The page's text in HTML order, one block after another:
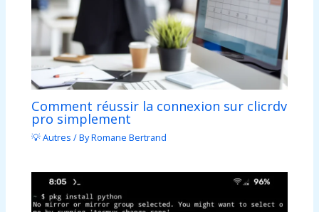
Comment réussir la connexion sur clicrdv
pro simplement
💡 Autres / ByRomane Bertrand